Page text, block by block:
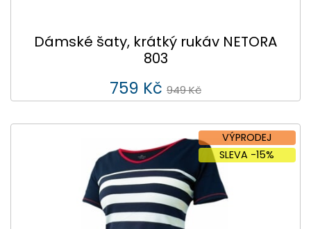
Dámské šaty, krátký rukáv NETORA
803
759 Kč 949 Kč
VÝPRODEJ
SLEVA -15%